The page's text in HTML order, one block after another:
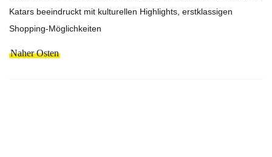
Katars beeindruckt mit kulturellen Highlights, erstklassigen
Shopping-Möglichkeiten
Naher Osten